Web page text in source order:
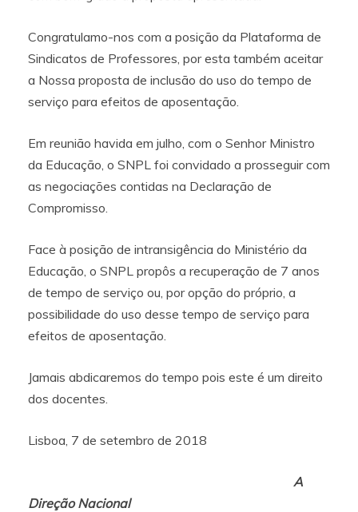
Congratulamo-nos com a posição da Plataforma de
Sindicatos de Professores, por esta também aceitar
a Nossa proposta de inclusão do uso do tempo de
serviço para efeitos de aposentação.
Em reunião havida em julho, com o Senhor Ministro
da Educação, o SNPL foi convidado a prosseguir com
as negociações contidas na Declaração de
Compromisso.
Face à posição de intransigência do Ministério da
Educação, o SNPL propôs a recuperação de 7 anos
de tempo de serviço ou, por opção do próprio, a
possibilidade do uso desse tempo de serviço para
efeitos de aposentação.
Jamais abdicaremos do tempo pois este é um direito
dos docentes.
Lisboa, 7 de setembro de 2018
A
Direção Nacional